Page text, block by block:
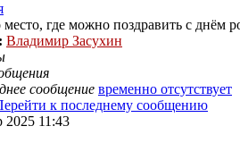
где можно поздравить с днём
Владимир Засухин
сообщение временно отсутствует
к последнему сообщению
2025 11:43